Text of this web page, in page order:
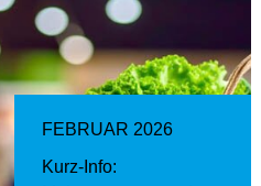
FEBRUAR 2026
Kurz-Info: